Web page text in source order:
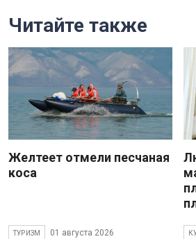
Читайте также
Желтеет отмели песчаная
коса
ТУРИЗМ 01 августа 2026